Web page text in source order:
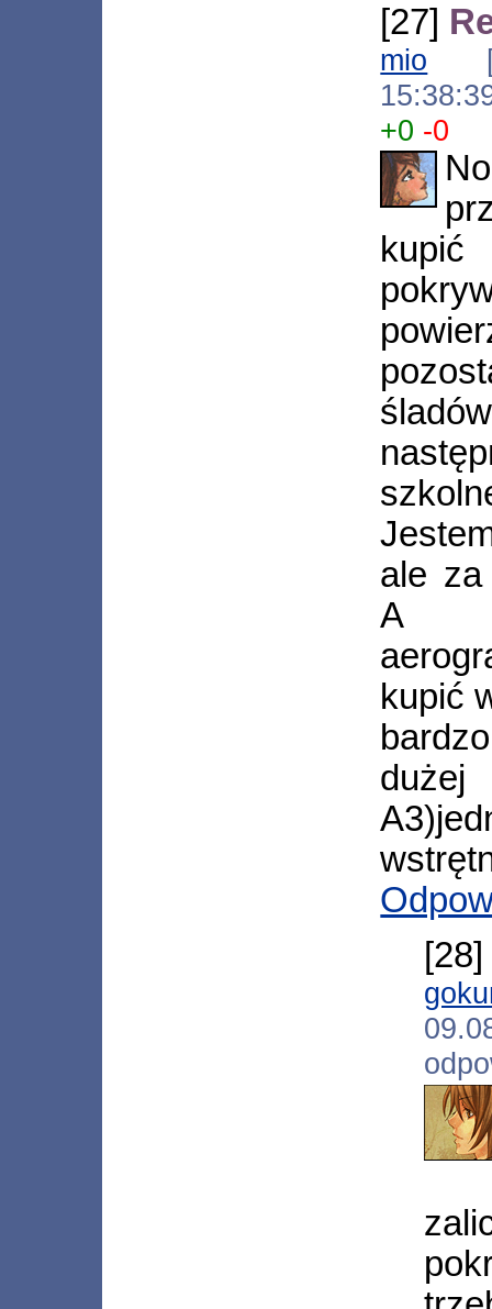
[27]
mio
+0 -0
ale
A
kupić